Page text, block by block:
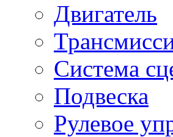
Двигатель
Система
Подвеска
Рулевое